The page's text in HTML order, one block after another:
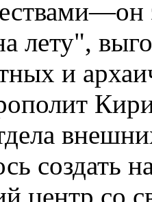
лету",
и
создать
центр со